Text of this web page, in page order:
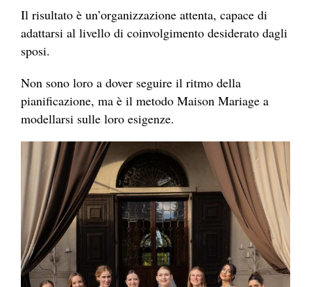
Il risultato è un’organizzazione attenta, capace di
adattarsi al livello di coinvolgimento desiderato dagli
sposi.
Non sono loro a dover seguire il ritmo della
pianificazione, ma è il metodo Maison Mariage a
modellarsi sulle loro esigenze.